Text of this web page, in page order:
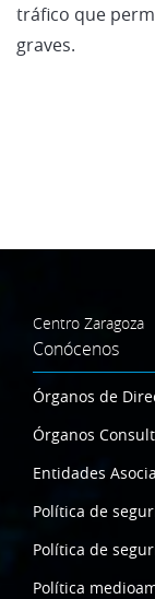
tráfico que
graves.
Centro Zaragoza
Conócenos
Órganos de
Órganos
Entidades
Política de
Política de
Política